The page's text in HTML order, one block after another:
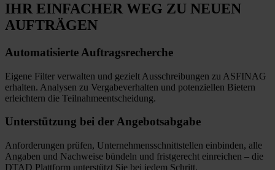
IHR EINFACHER WEG ZU NEUEN
AUFTRÄGEN
Automatisierte Auftragsrecherche
Eigene Filter verwalten und gezielt Ausschreibungen zu ASFINAG
erhalten. Analysen zu Vergabeverhalten und potenziellen Bietern
erleichtern die Teilnahmeentscheidung.
Unterstützung bei der Angebotsabgabe
Anforderungen prüfen, Unternehmensschnittstellen einbinden, alle
Angaben und Nachweise bündeln und fristgerecht einreichen – die
DTAD Plattform unterstützt Sie bei jedem Schritt.